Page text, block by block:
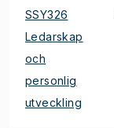
SSY326
Ledarskap
och
personlig
utveckling